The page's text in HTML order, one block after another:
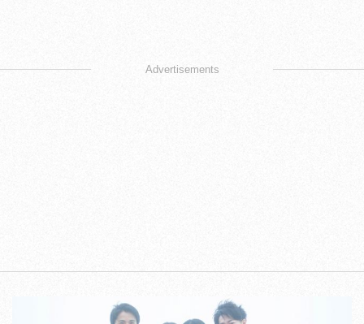
Advertisements